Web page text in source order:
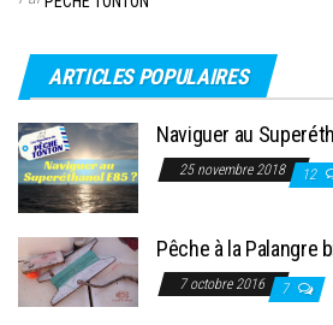
ARTICLES POPULAIRES
Naviguer au
25 novembre 2018 12
Pêche à la Palangre
7 octobre 2016 7